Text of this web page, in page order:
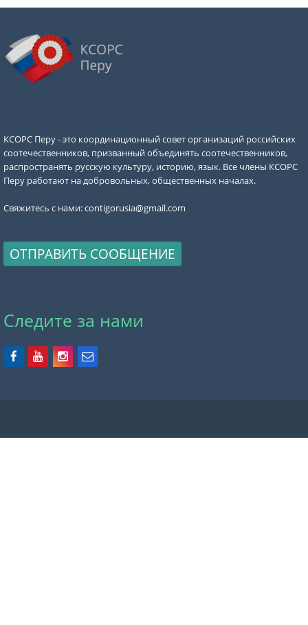
КСОРС Перу - это координационный совет организаций российских
соотечественников, призванный объединять соотечественников,
распространять русскую культуру, историю, язык. Все члены КСОРС
Перу работают на добровольных, общественных началах.
Свяжитесь с нами:contigorusia@gmail.com
ОТПРАВИТЬ СООБЩЕНИЕ
Следите за нами